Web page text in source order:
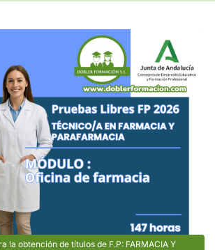
la obtención de títulos de F.P: FARMACIA Y